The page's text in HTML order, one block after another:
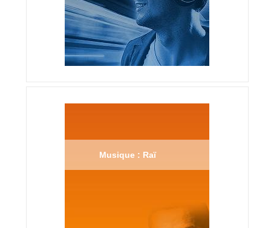
Musique : Raï